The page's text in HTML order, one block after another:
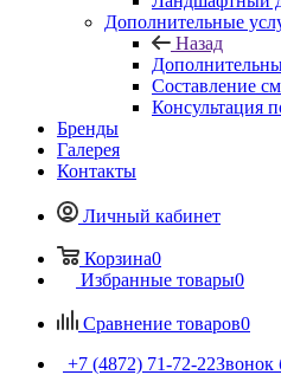
Дополнительные
Назад
Составление
Консультация
Бренды
Галерея
Контакты
Личный кабинет
Корзина0
Избранные товары0
Сравнение товаров0
+7 (4872) 71-72-22Звонок